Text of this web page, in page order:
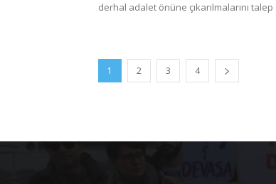
derhal adalet önüne çıkarılmalarını
1 2 3 4